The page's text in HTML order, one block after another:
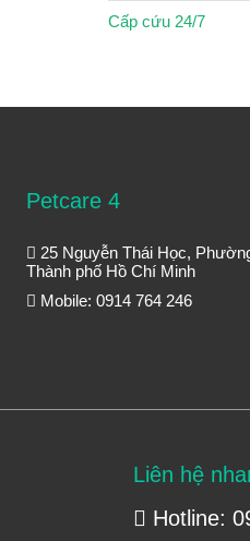
Cấp cứu 24/7
Petcare 4
25 Nguyễn Thái Học,
Thành phố Hồ Chí Minh
Mobile: 0914 764 246
Liên hệ
Hotline: